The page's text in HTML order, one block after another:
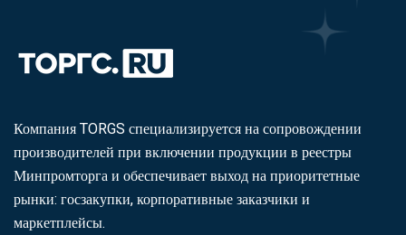
Компания TORGS специализируется на сопровождении
производителей при включении продукции в реестры
Минпромторга и обеспечивает выход на приоритетные
рынки: госзакупки, корпоративные заказчики и
маркетплейсы.